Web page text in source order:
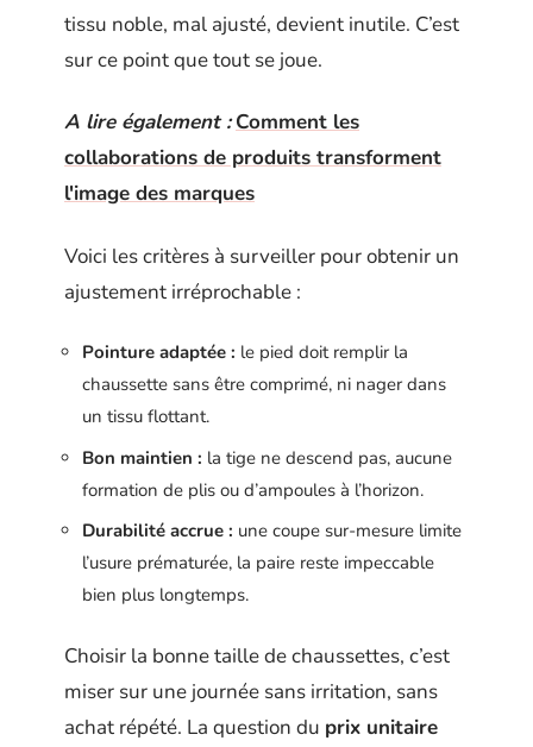
tissu noble, mal ajusté, devient inutile. C’est
sur ce point que tout se joue.
A lire également : Comment les
collaborations de produits transforment
l'image des marques
Voici les critères à surveiller pour obtenir un
ajustement irréprochable :
Pointure adaptée : le pied doit remplir la
chaussette sans être comprimé, ni nager dans
un tissu flottant.
Bon maintien : la tige ne descend pas, aucune
formation de plis ou d’ampoules à l’horizon.
Durabilité accrue : une coupe sur-mesure limite
l’usure prématurée, la paire reste impeccable
bien plus longtemps.
Choisir la bonne taille de chaussettes, c’est
miser sur une journée sans irritation, sans
achat répété. La question du prix unitaire